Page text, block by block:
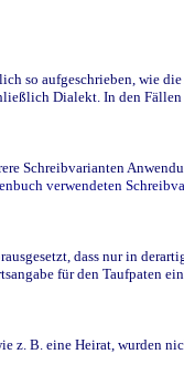
aufgeschrieben, wie
Dialekt. In den
Schreibvarianten
verwendeten
dass nur in
für den Taufpaten
z. B. eine Heirat, wurden